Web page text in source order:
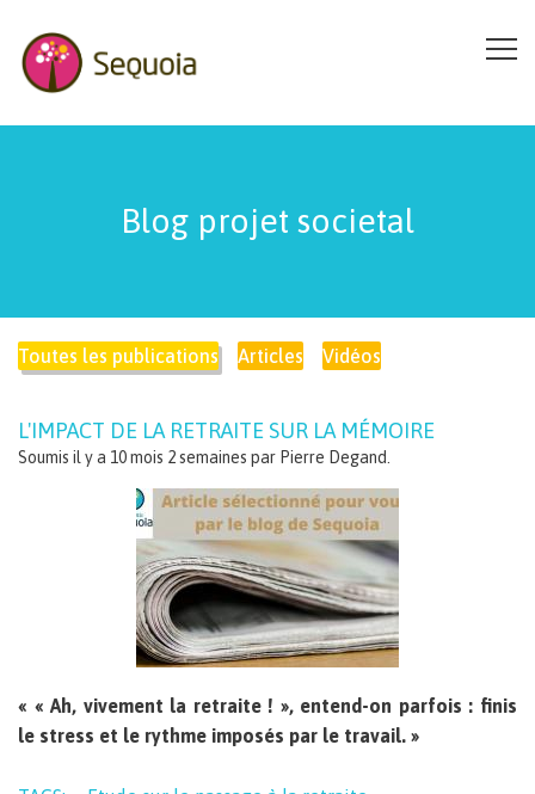
Blog projet societal
Toutes les publications Articles Vidéos
L'IMPACT DE LA RETRAITE SUR LA MÉMOIRE
Soumis il y a 10 mois 2 semaines par Pierre Degand
« « Ah, vivement la retraite ! », entend-on parfois : finis
le stress et le rythme imposés par le travail. »